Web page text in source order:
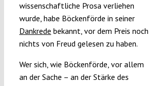
wissenschaftliche Prosa verliehen
wurde, habe Böckenförde in seiner
Dankrede bekannt, vor dem Preis noch
nichts von Freud gelesen zu haben.
Wer sich, wie Böckenförde, vor allem
an der Sache – an der Stärke des